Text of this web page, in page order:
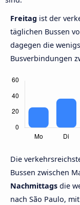
Freitag ist der
täglichen Bussen
dagegen die
Busverbindungen
Die
Bussen zwischen
Nachmittags die
nach São Paulo,